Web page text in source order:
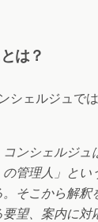
は？
シェルジュで
コンシェルジュ
の管理人」と
そこから解釈
望、案内に対